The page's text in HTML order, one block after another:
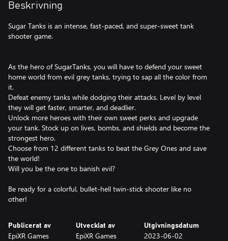
Beskrivning
Sugar Tanks is an intense, fast-paced, and super-sweet tank
shooter game.
As the hero of SugarTanks, you will have to defend your sweet
home world from evil grey tanks, trying to sap all the color from
it.
Defeat enemy tanks while dodging their attacks. Level by level
they will get faster, smarter, and deadlier.
Unlock more heroes with their own sweet perks and upgrade
your tank. Stock up on lives, bombs, and shields and become the
strongest hero.
Choose from 12 different tanks to beat the Grey Ones and save
the world!
Will you be the one to banish evil?
Be ready for a colorful, bullet-hell twin-stick shooter like no
other!
Publicerat av
EpiXR Games
Utvecklat av
EpiXR Games
Utgivningsdatum
2023-06-02